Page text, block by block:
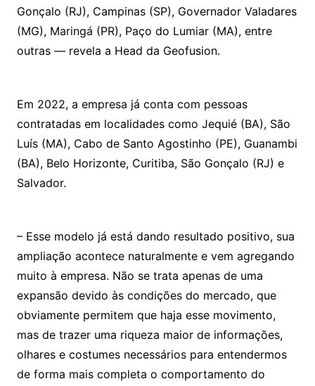
Gonçalo (RJ), Campinas (SP), Governador Valadares
(MG), Maringá (PR), Paço do Lumiar (MA), entre
outras — revela a Head da Geofusion.
Em 2022, a empresa já conta com pessoas
contratadas em localidades como Jequié (BA), São
Luís (MA), Cabo de Santo Agostinho (PE), Guanambi
(BA), Belo Horizonte, Curitiba, São Gonçalo (RJ) e
Salvador.
– Esse modelo já está dando resultado positivo, sua
ampliação acontece naturalmente e vem agregando
muito à empresa. Não se trata apenas de uma
expansão devido às condições do mercado, que
obviamente permitem que haja esse movimento,
mas de trazer uma riqueza maior de informações,
olhares e costumes necessários para entendermos
de forma mais completa o comportamento do